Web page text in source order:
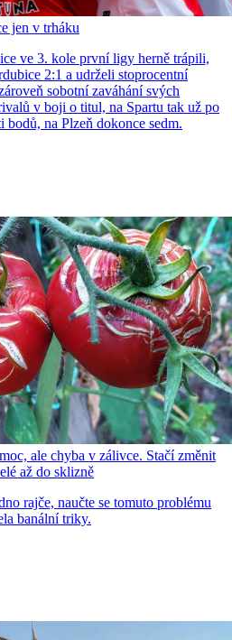
jen v trháku
ve 3. kole první ligy herně trápili,
2:1 a udrželi stoprocentní
sobotní zaváhání svých
v boji o titul, na Spartu tak už po
bodů, na Plzeň dokonce sedm.
ale chyba v zálivce. Stačí změnit
až do sklizně
rajče, naučte se tomuto problému
banální triky.